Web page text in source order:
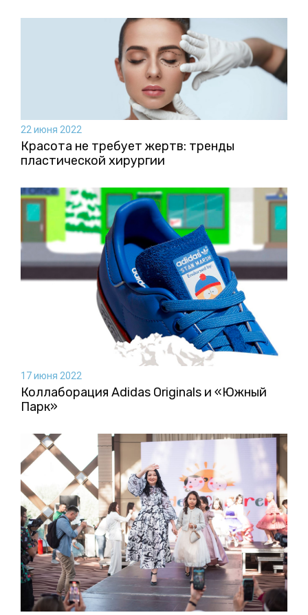
22 июня 2022
Красота не требует жертв: тренды
пластической хирургии
17 июня 2022
Коллаборация Аdidas Originals и «Южный
Парк»